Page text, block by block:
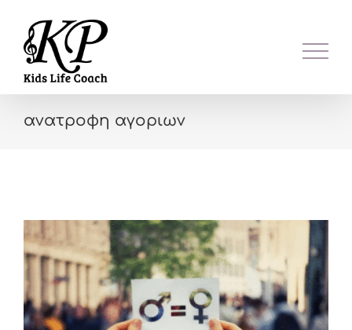
content
ανατροφη αγοριων